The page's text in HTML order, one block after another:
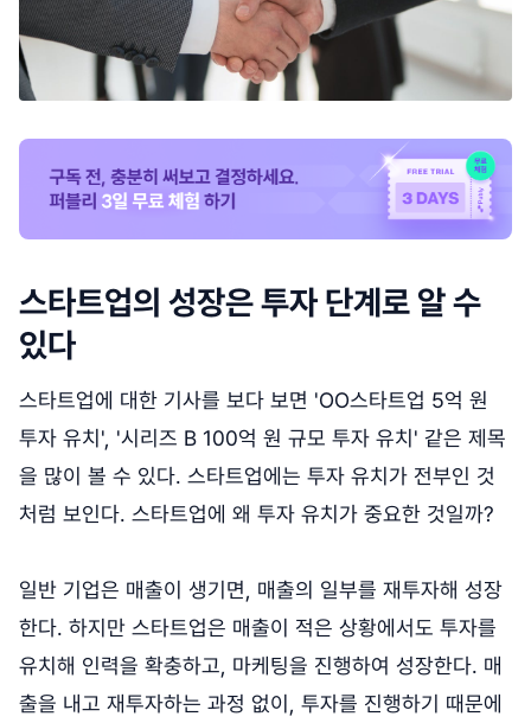
스타트업의 성장은 투자 단계로 알 수
있다
스타트업에 대한 기사를 보다 보면 'OO스타트업 5억 원
투자 유치', '시리즈 B 100억 원 규모 투자 유치' 같은 제목
을 많이 볼 수 있다. 스타트업에는 투자 유치가 전부인 것
처럼 보인다. 스타트업에 왜 투자 유치가 중요한 것일까?
일반 기업은 매출이 생기면, 매출의 일부를 재투자해 성장
한다. 하지만 스타트업은 매출이 적은 상황에서도 투자를
유치해 인력을 확충하고, 마케팅을 진행하여 성장한다. 매
출을 내고 재투자하는 과정 없이, 투자를 진행하기 때문에